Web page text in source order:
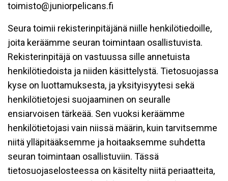
toimisto@juniorpelicans.fi
Seura toimii rekisterinpitäjänä niille henkilötiedoille,
joita keräämme seuran toimintaan osallistuvista.
Rekisterinpitäjä on vastuussa sille annetuista
henkilötiedoista ja niiden käsittelystä. Tietosuojassa
kyse on luottamuksesta, ja yksityisyytesi sekä
henkilötietojesi suojaaminen on seuralle
ensiarvoisen tärkeää. Sen vuoksi keräämme
henkilötietojasi vain niissä määrin, kuin tarvitsemme
niitä ylläpitääksemme ja hoitaaksemme suhdetta
seuran toimintaan osallistuviin. Tässä
tietosuojaselosteessa on käsitelty niitä periaatteita,